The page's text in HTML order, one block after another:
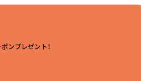
ンプレゼント！